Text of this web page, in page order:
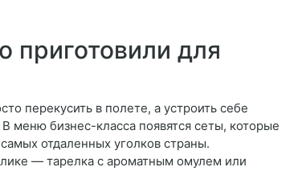
приготовили для
перекусить в полете, а устроить себе
меню бизнес-класса появятся сеты, которые
отдаленных уголков страны.
— тарелка с ароматным омулем или